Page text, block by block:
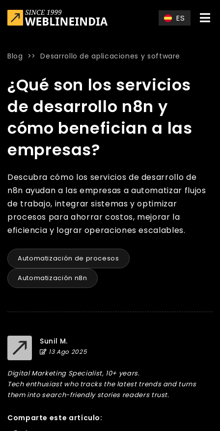
ES
Blog >>Desarrollo de aplicaciones y software
¿Qué son los servicios
de desarrollo n8n y
cómo benefician a las
empresas?
Descubra cómo los servicios de desarrollo de
n8n ayudan a las empresas a automatizar flujos
de trabajo, integrar sistemas y optimizar
procesos para ahorrar costos, mejorar la
eficiencia y lograr operaciones escalables.
Automatización de procesos
Automatización n8n
Sunil M.
13 Ago 2025
Digital Marketing Specialist, 10+ years.
Tech enthusiast who tracks the latest trends and turns
them into search-friendly stories readers trust.
Comparte este artículo: